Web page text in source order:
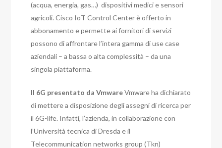
(acqua, energia, gas…) dispositivi medici e sensori
agricoli.Cisco IoT Control Center è offerto in
abbonamento e permette ai fornitori di servizi
possono di affrontare l’intera gamma di use case
aziendali – a bassa o alta complessità – da una
singola piattaforma.
ll 6G presentato da VmwareVmware ha dichiarato
di mettere a disposizione degli assegni di ricerca per
il 6G-life. Infatti, l’azienda, in collaborazione con
l’Università tecnica di Dresda e il
Telecommunication networks group (Tkn)